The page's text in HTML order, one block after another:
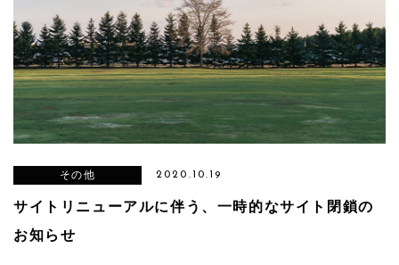
その他 2020.10.19
サイトリニューアルに伴う、一時的なサイト閉鎖の
お知らせ